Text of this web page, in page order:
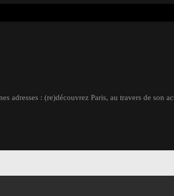
adresses : (re)découvrez Paris, au travers de son